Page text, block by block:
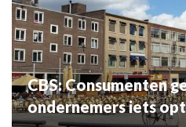
CBS: Consumenten
ondernemers iets